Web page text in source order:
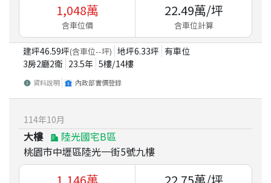
1,048萬
含車位價
22.49萬/坪
含車位計算
建坪46.59坪(含車位--坪) 地坪6.33坪 有車位
3房2廳2衛 23.5年 5樓/14樓
資料說明 內政部實價登錄
114年10月
大樓
陸光國宅B區
桃園市中壢區陸光一街5號九樓